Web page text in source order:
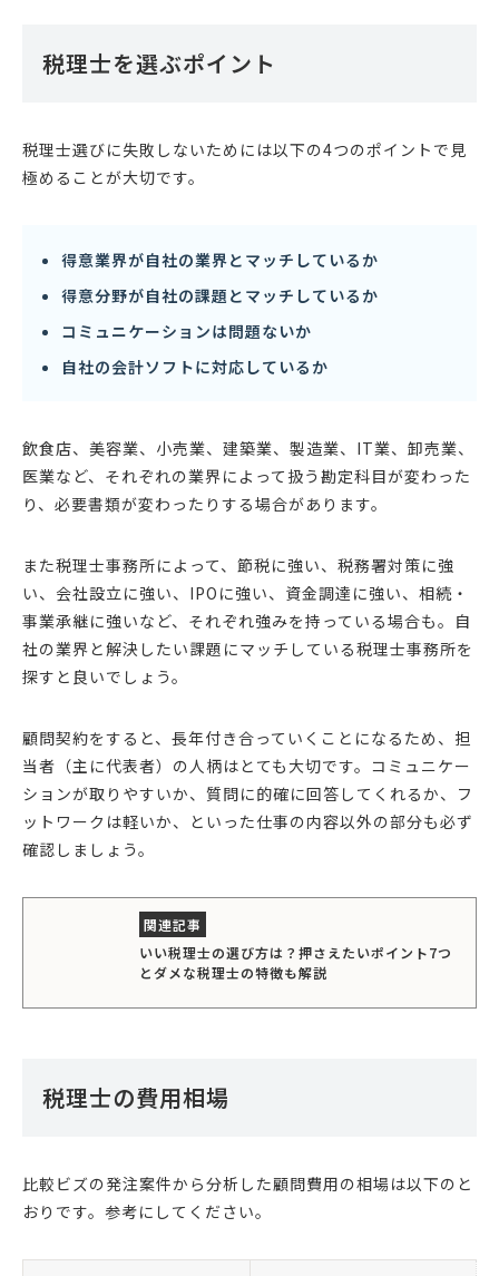
税理士を選ぶポイント
税理士選びに失敗しないためには以下の4つのポイントで見
極めることが大切です。
得意業界が自社の業界とマッチしているか
得意分野が自社の課題とマッチしているか
コミュニケーションは問題ないか
自社の会計ソフトに対応しているか
飲食店、美容業、小売業、建築業、製造業、IT業、卸売業、
医業など、それぞれの業界によって扱う勘定科目が変わった
り、必要書類が変わったりする場合があります。
また税理士事務所によって、節税に強い、税務署対策に強
い、会社設立に強い、IPOに強い、資金調達に強い、相続・
事業承継に強いなど、それぞれ強みを持っている場合も。自
社の業界と解決したい課題にマッチしている税理士事務所を
探すと良いでしょう。
顧問契約をすると、長年付き合っていくことになるため、担
当者（主に代表者）の人柄はとても大切です。コミュニケー
ションが取りやすいか、質問に的確に回答してくれるか、フ
ットワークは軽いか、といった仕事の内容以外の部分も必ず
確認しましょう。
いい税理士の選び方は？押さえたいポイント7つ
とダメな税理士の特徴も解説
税理士の費用相場
比較ビズの発注案件から分析した顧問費用の相場は以下のと
おりです。参考にしてください。